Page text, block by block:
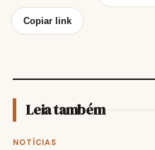
Copiar link
Leia também
NOTÍCIAS